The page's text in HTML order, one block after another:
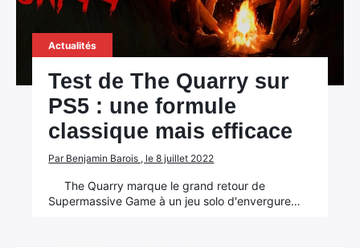
Actualités
Test de The Quarry sur
PS5 : une formule
classique mais efficace
Par Benjamin Barois , le 8 juillet 2022
The Quarry marque le grand retour de
Supermassive Game à un jeu solo d'envergure…